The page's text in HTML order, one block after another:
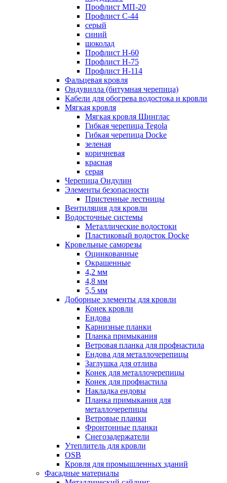
Профлист МП-20
Профлист С-44
серый
синий
шоколад
Профлист Н-60
Профлист Н-75
Профлист H-114
Фальцевая кровля
Ондувилла (битумная черепица)
Кабели для обогрева водостока и кровли
Мягкая кровля
Мягкая кровля Шинглас
Гибкая черепица Tegola
Гибкая черепица Docke
зеленая
коричневая
красная
серая
Черепица Ондулин
Элементы безопасности
Пристенные лестницы
Вентиляция для кровли
Водосточные системы
Металлические водостоки
Пластиковый водосток Docke
Кровельные саморезы
Оцинкованные
Окрашенные
4,2 мм
4,8 мм
5,5 мм
Доборные элементы для кровли
Конек кровли
Ендова
Карнизные планки
Планка примыкания
Ветровая планка для профнастила
Ендова для металлочерепицы
Заглушка для отлива
Конек для металлочерепицы
Конек для профнастила
Накладка ендовы
Планка примыкания для
металлочерепицы
Ветровые планки
Фронтонные планки
Снегозадержатели
Утеплитель для кровли
OSB
Кровля для промышленных зданий
Фасадные материалы